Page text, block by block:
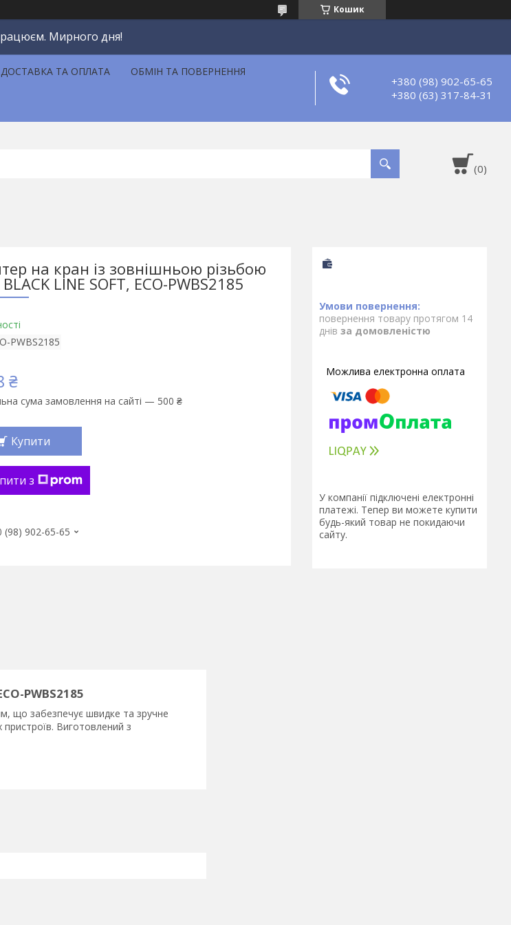
Кошик
Мирного дня!
ДОСТАВКА ТА ОПЛАТА ОБМІН ТА ПОВЕРНЕННЯ
+380 (98) 902-65-65
+380 (63) 317-84-31
на кран із зовнішньою різьбою
LINE SOFT, ECO-PWBS2185
PWBS2185
₴
сума замовлення на сайті — 500 ₴
Купити
з
(98) 902-65-65
повернення товару протягом 14
днів за домовленістю
У компанії підключені електронні
платежі. Тепер ви можете купити
будь-який товар не покидаючи
сайту.
PWBS2185
що забезпечує швидке та зручне
пристроїв. Виготовлений з